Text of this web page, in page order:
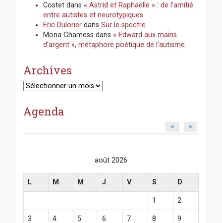
Costet dans « Astrid et Raphaëlle » : de l’amitié
entre autistes et neurotypiques
Eric Dulorier dans Sur le spectre
Mona Ghamess dans « Edward aux mains
d’argent », métaphore poétique de l’autisme
Archives
Archives
Agenda
< >
août 2026
L M M J V S D
1 2
3 4 5 6 7 8 9